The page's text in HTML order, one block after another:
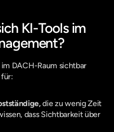
KI-Tools im
DACH-Raum sichtbar
die zu wenig Zeit
dass Sichtbarkeit über